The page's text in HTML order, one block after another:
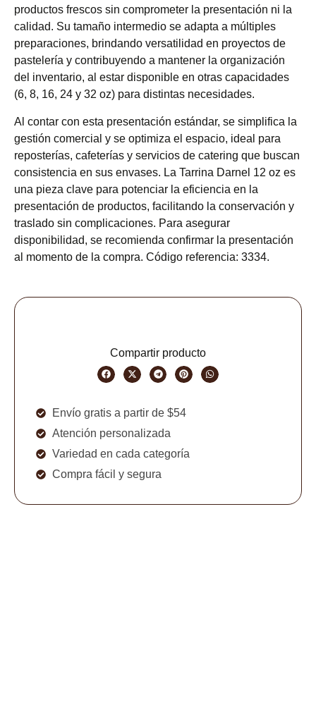
productos frescos sin comprometer la presentación ni la
calidad. Su tamaño intermedio se adapta a múltiples
preparaciones, brindando versatilidad en proyectos de
pastelería y contribuyendo a mantener la organización
del inventario, al estar disponible en otras capacidades
(6, 8, 16, 24 y 32 oz) para distintas necesidades.
Al contar con esta presentación estándar, se simplifica la
gestión comercial y se optimiza el espacio, ideal para
reposterías, cafeterías y servicios de catering que buscan
consistencia en sus envases. La Tarrina Darnel 12 oz es
una pieza clave para potenciar la eficiencia en la
presentación de productos, facilitando la conservación y
traslado sin complicaciones. Para asegurar
disponibilidad, se recomienda confirmar la presentación
al momento de la compra. Código referencia: 3334.
Compartir producto
Envío gratis a partir de $54
Atención personalizada
Variedad en cada categoría
Compra fácil y segura